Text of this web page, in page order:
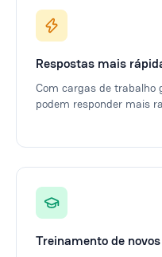
Respostas mais
Com cargas de trabalho
podem responder mais
Treinamento de